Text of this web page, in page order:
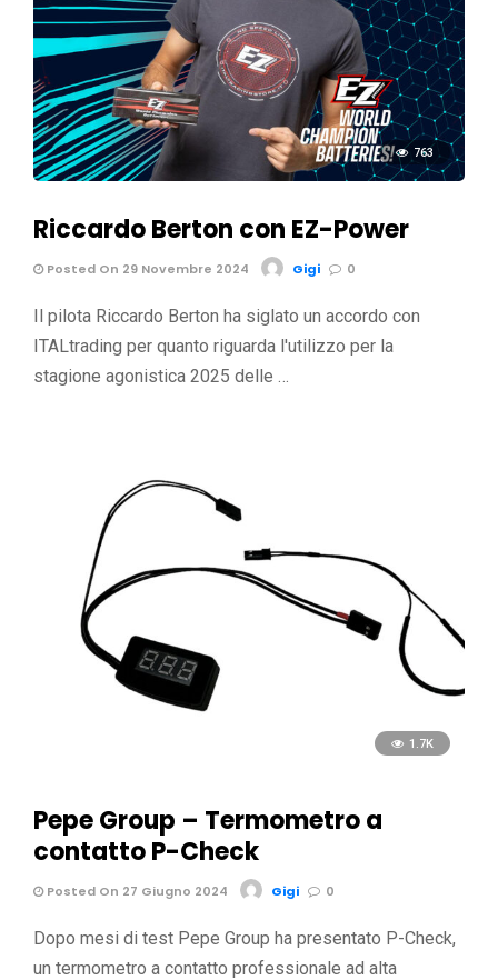
763
Riccardo Berton con EZ-Power
Posted On 29 Novembre 2024 Gigi 0
Il pilota Riccardo Berton ha siglato un accordo con
ITALtrading per quanto riguarda l'utilizzo per la
stagione agonistica 2025 delle …
1.7K
Pepe Group – Termometro a
contatto P-Check
Posted On 27 Giugno 2024 Gigi 0
Dopo mesi di test Pepe Group ha presentato P-Check,
un termometro a contatto professionale ad alta